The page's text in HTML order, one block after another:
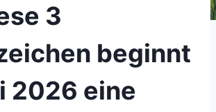
3
beginnt
2026 eine